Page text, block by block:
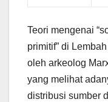
Teori mengenai
primitif” di
oleh arkeolog
yang melihat
distribusi sumber